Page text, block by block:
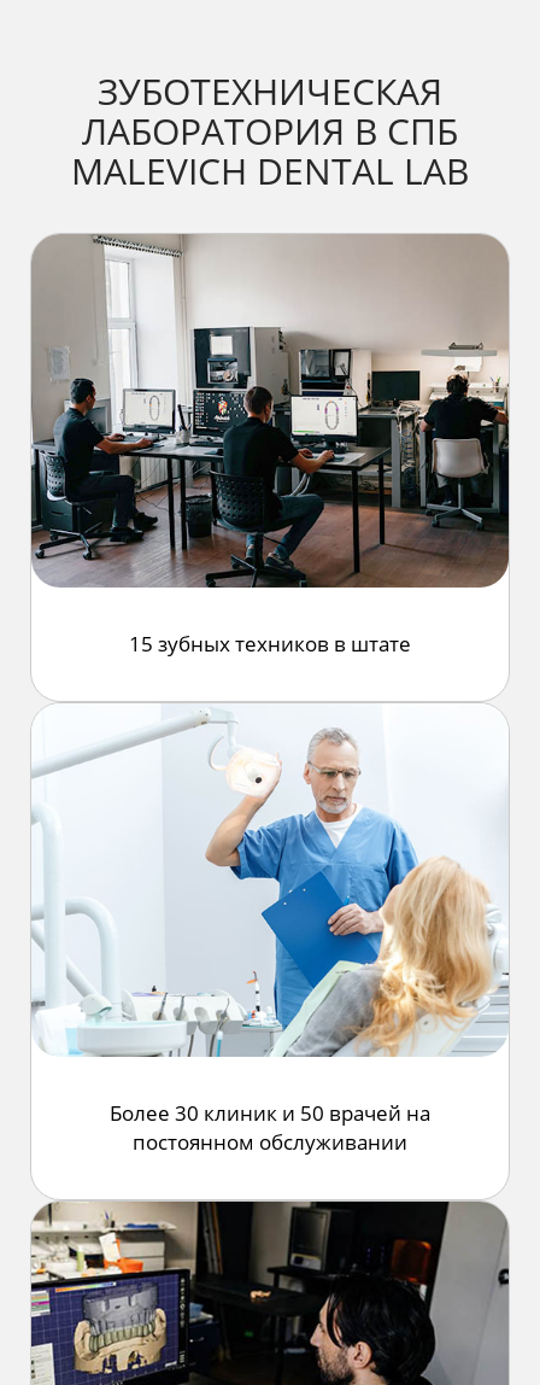
ЗУБОТЕХНИЧЕСКАЯ
ЛАБОРАТОРИЯ В СПБ
MALEVICH DENTAL LAB
15 зубныхтехников в штате
Более 30 клиник и 50 врачей на
постоянном обслуживании